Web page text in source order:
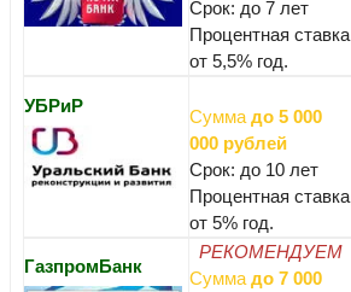
Срок: до 7 лет
Процентная ставка
от 5,5% год.
УБРиР
Сумма до 5 000
000 рублей
Срок: до 10 лет
Процентная ставка
от 5% год.
ГазпромБанк
РЕКОМЕНДУЕМ
Сумма до 7 000